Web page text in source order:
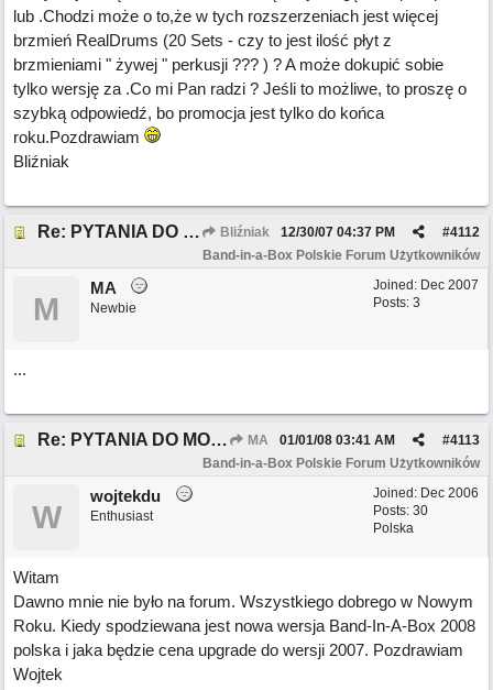
lub .Chodzi może o to,że w tych rozszerzeniach jest więcej
brzmień RealDrums (20 Sets - czy to jest ilość płyt z
brzmieniami " żywej " perkusji ??? ) ? A może dokupić sobie
tylko wersję za .Co mi Pan radzi ? Jeśli to możliwe, to proszę o
szybką odpowiedź, bo promocja jest tylko do końca
roku.Pozdrawiam
Bliźniak
Re: PYTANIA DO MODERATORA *DELETED* *DELETED* Bliźniak #4112
12/30/07 04:37 PM
Band-in-a-Box Polskie Forum Użytkowników
Joined: Dec 2007
Posts: 3
M
MA
Newbie
...
Re: PYTANIA DO MODERATORA MA #4113
01/01/08 03:41 AM
Band-in-a-Box Polskie Forum Użytkowników
Joined: Dec 2006
Posts: 30
Polska
W
wojtekdu
Enthusiast
Witam
Dawno mnie nie było na forum. Wszystkiego dobrego w Nowym
Roku. Kiedy spodziewana jest nowa wersja Band-In-A-Box 2008
polska i jaka będzie cena upgrade do wersji 2007. Pozdrawiam
Wojtek